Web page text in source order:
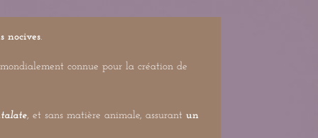
nocives.
connue pour la création de
, et sans matière animale, assurant un